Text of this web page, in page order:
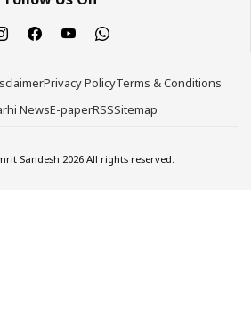
Privacy PolicyTerms & Conditions
NewsE-paperRSSSitemap
Sandesh 2026 All rights reserved.